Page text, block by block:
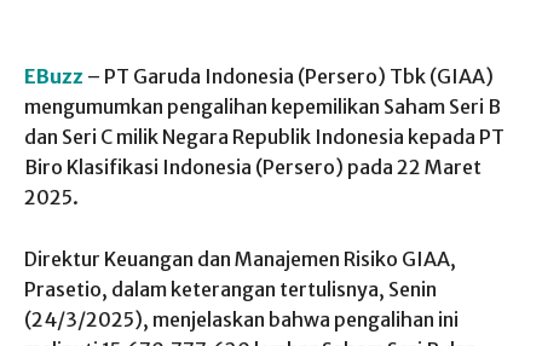
EBuzz – PT Garuda Indonesia (Persero) Tbk (GIAA)
mengumumkan pengalihan kepemilikan Saham Seri B
dan Seri C milik Negara Republik Indonesia kepada PT
Biro Klasifikasi Indonesia (Persero) pada 22 Maret
2025.
Direktur Keuangan dan Manajemen Risiko GIAA,
Prasetio, dalam keterangan tertulisnya, Senin
(24/3/2025), menjelaskan bahwa pengalihan ini